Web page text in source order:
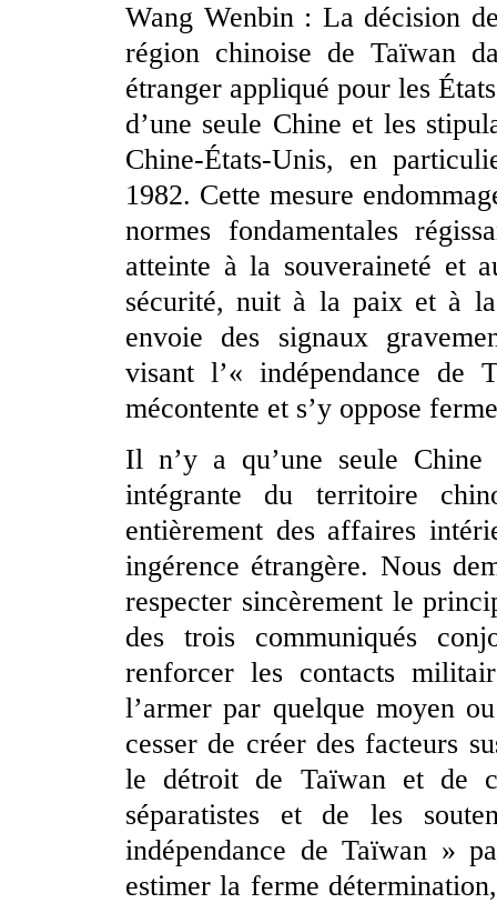
Wang Wenbin : La décision
région chinoise de Taïwan
étranger appliqué pour les
d’une seule Chine et les
Chine-États-Unis, en
1982. Cette mesure
normes fondamentales
atteinte à la souveraineté et
sécurité, nuit à la paix et à
envoie des signaux
visant l’« indépendance de
mécontente et s’y oppose
Il n’y a qu’une seule
intégrante du territoire
entièrement des affaires
ingérence étrangère. Nous
respecter sincèrement le
des trois communiqués
renforcer les contacts
l’armer par quelque moyen
cesser de créer des facteurs
le détroit de Taïwan et de
séparatistes et de les
indépendance de Taïwan »
estimer la ferme